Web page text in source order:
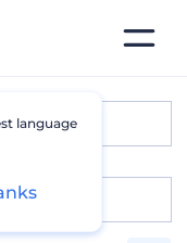
language